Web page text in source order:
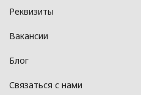
Реквизиты
Вакансии
Блог
Связаться с нами